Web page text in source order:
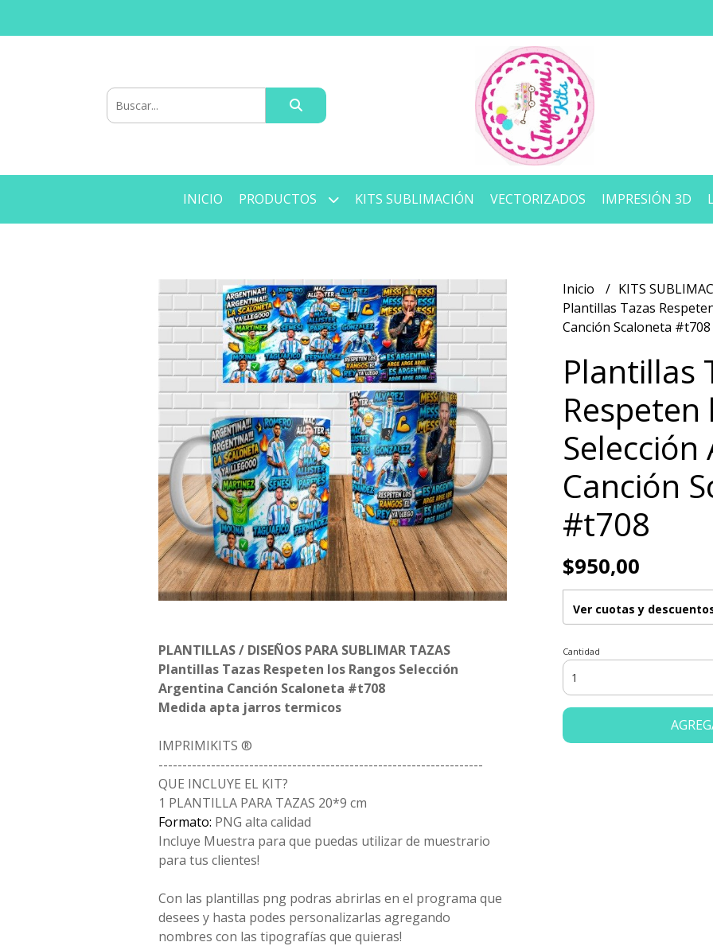
INICIO PRODUCTOS KITS SUBLIMACIÓN VECTORIZADOS IMPRESIÓN 3D
PLANTILLAS / DISEÑOS PARA SUBLIMAR TAZAS
Plantillas Tazas Respeten los Rangos Selección
Argentina Canción Scaloneta #t708
Medida apta jarros termicos
IMPRIMIKITS ®
--------------------------------------------------------------------
QUE INCLUYE EL KIT?
1 PLANTILLA PARA TAZAS 20*9 cm
Formato: PNG alta calidad
Incluye Muestra para que puedas utilizar de muestrario
para tus clientes!
Con las plantillas png podras abrirlas en el programa que
desees y hasta podes personalizarlas agregando
nombres con las tipografías que quieras!
Inicio KITS
Plantillas Tazas
Canción Scaloneta #t708
Plantillas
Respeten
Canción
#t708
$950,00
Ver cuotas y
Cantidad